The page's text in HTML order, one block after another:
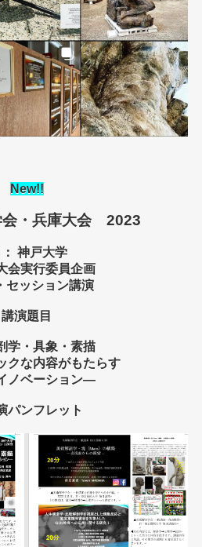
New!!
会・兵庫大会 2023
神戸大学
実行委員企画
セッション講演
講演題目
学・具象・素描
クな内容がもたらす
ノベーション―
パンフレット